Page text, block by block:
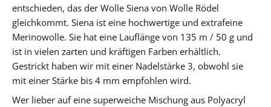
entschieden, das der Wolle Siena von Wolle Rödel
gleichkommt. Siena ist eine hochwertige und extrafeine
Merinowolle. Sie hat eine Lauflänge von 135 m / 50 g und
ist in vielen zarten und kräftigen Farben erhältlich.
Gestrickt haben wir mit einer Nadelstärke 3, obwohl sie
mit einer Stärke bis 4 mm empfohlen wird.
Wer lieber auf eine superweiche Mischung aus Polyacryl